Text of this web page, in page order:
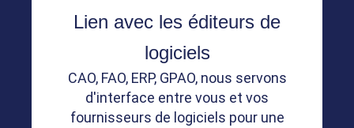
Lien avec les éditeurs de
logiciels
CAO, FAO, ERP, GPAO, nous servons
d'interface entre vous et vos
fournisseurs de logiciels pour une